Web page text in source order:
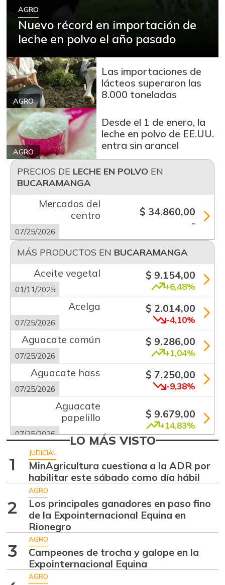
AGRO
Nuevo récord en importación de
leche en polvo el año pasado
AGRO
Las importaciones de
lácteos superaron las
8.000 toneladas
AGRO
Desde el 1 de enero, la
leche en polvo de EE.UU.
entra sin arancel
PRECIOS DE LECHE EN POLVOEN
BUCARAMANGA
Mercados del
centro
07/25/2026
$ 34.860,00
-
MÁS PRODUCTOS EN BUCARAMANGA
Aceite vegetal
01/11/2025
$ 9.154,00
+6,48%
Acelga
07/25/2026
$ 2.014,00
-4,10%
Aguacate común
07/25/2026
$ 9.286,00
+1,04%
Aguacate hass
07/25/2026
$ 7.250,00
-9,38%
Aguacate
papelillo
07/25/2026
$ 9.679,00
+14,83%
07/25/2026 -4,00%
Ahuyamín
07/25/2026
$ 1.005,00
+10,20%
Ajo
07/25/2026
$ 6.000,00
+0,23%
Apio
07/25/2026
$ 1.000,00
LO MÁS VISTO
1
JUDICIAL
MinAgricultura cuestiona a la ADR por
habilitar este sábado como día hábil
2
AGRO
Los principales ganadores en paso fino
de la Expointernacional Equina en
Rionegro
3
AGRO
Campeones de trocha y galope en la
Expointernacional Equina
AGRO